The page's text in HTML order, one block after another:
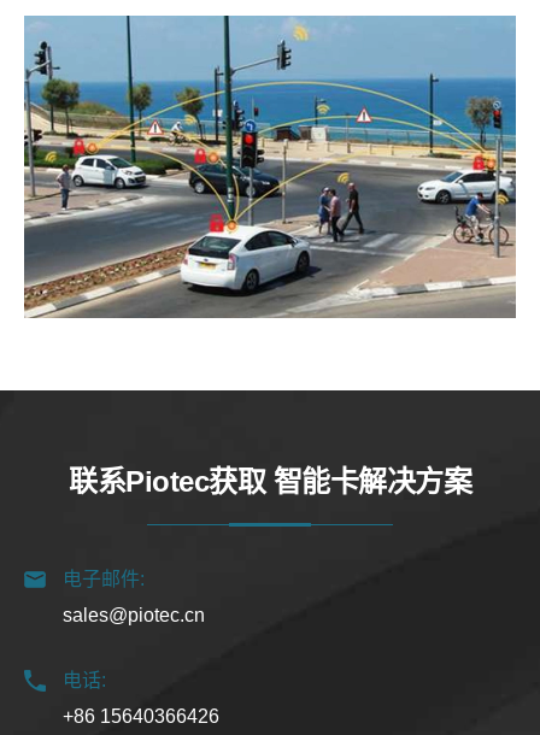
联系Piotec获取 智能卡解决方案
电子邮件:
sales@piotec.cn
电话:
+86 15640366426